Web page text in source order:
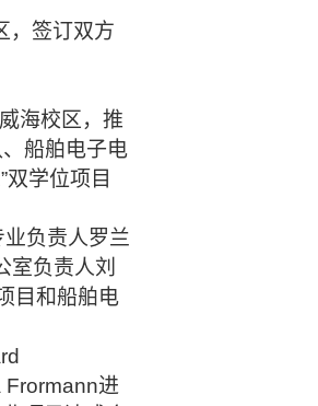
，签订双方
海校区，推
船舶电子电
学位项目
负责人罗兰
室负责人刘
目和船舶电
Frormann进